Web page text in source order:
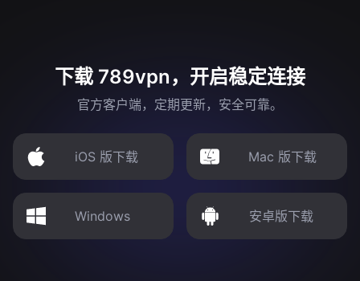
下载 789vpn，开启稳定连接
官方客户端，定期更新，安全可靠。
iOS 版下载 Mac 版下载
Windows 安卓版下载